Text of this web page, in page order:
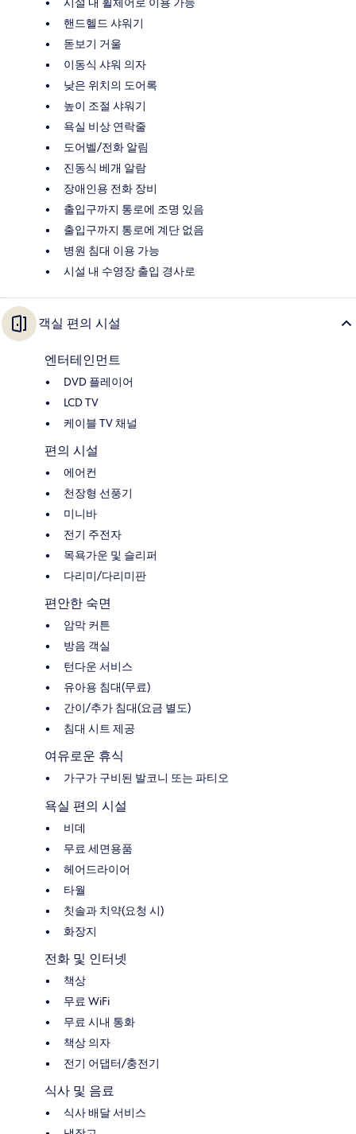
핸드헬드 샤워기
돋보기 거울
이동식 샤워 의자
낮은 위치의 도어록
높이 조절 샤워기
욕실 비상 연락줄
도어벨/전화 알림
진동식 베개 알람
장애인용 전화 장비
출입구까지 통로에 조명 있음
출입구까지 통로에 계단 없음
병원 침대 이용 가능
시설 내 수영장 출입 경사로
객실 편의 시설
엔터테인먼트
DVD 플레이어
LCD TV
케이블 TV 채널
편의 시설
에어컨
천장형 선풍기
미니바
전기 주전자
목욕가운 및 슬리퍼
다리미/다리미판
편안한 숙면
암막 커튼
방음 객실
턴다운 서비스
유아용 침대(무료)
간이/추가 침대(요금 별도)
침대 시트 제공
여유로운 휴식
가구가 구비된 발코니 또는 파티오
욕실 편의 시설
비데
무료 세면용품
헤어드라이어
타월
칫솔과 치약(요청 시)
화장지
전화 및 인터넷
책상
무료 WiFi
무료 시내 통화
책상 의자
전기 어댑터/충전기
식사 및 음료
식사 배달 서비스